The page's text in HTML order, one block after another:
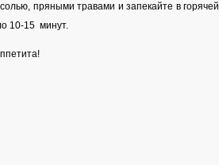
пряными травами и запекайте в горячей
10-15 минут.